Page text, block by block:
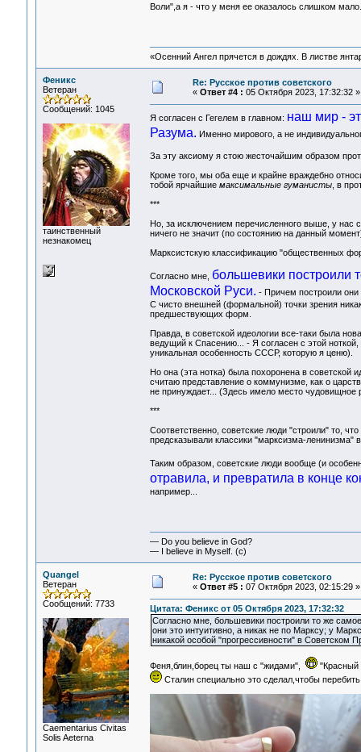
Воли",а я - что у меня ее оказалось слишком
«Осенний Ангел прячется в дождях. В листве
Феникс
Ветеран
Сообщений: 1045
таинственный
незнакомец
Re: Русское против советского
« Ответ #4 : 05 Октября 2023, 17:32:32 »
Я согласен с Гегелем в главном: наш мир -
Разума. Именно мирового, а не
За эту аксиому я стою жесточайшим образом
Кроме того, мы оба еще и крайне враждебно
тобой ярчайшие максимальные гуманисты, в
***
Но, за исключением перечисленного выше, у нас
ничего не значит (по состоянию на данный
Марксистскую классификацию "общественных
Согласно мне, большевики построили
Московской Руси. - Причем построили они
С чисто внешней (формальной) точки зрения
предшествующих форм.
Правда, в советской идеологии все-таки была
ведущий к Спасению... - Я согласен с этой
уникальная особенность СССР, которую я ценю).
Но она (эта нотка) была похоронена в советской
считаю представление о коммунизме, как о
не принуждает... (Здесь имело место
***
Соответственно, советские люди "строили" то,
предсказывали классики "марксизма-ленинизма"
Таким образом, советские люди вообще (и
отравила, и превратила в конце
например...
— Do you believe in God?
— I believe in Myself. (c)
Quangel
Ветеран
Сообщений: 7733
Сaementarius Civitas
Solis Aeterna
Re: Русское против советского
« Ответ #5 : 07 Октября 2023, 02:15:29 »
Цитата: Феникс от 05 Октября 2023, 17:32:32
Согласно мне, большевики построили то же
они это интуитивно, а никак не по Марксу; у
никакой особой "прогрессивности" в
Феня,блин,борец ты наш с "жидами",
"Красный
Сталин специально это сделал,чтобы